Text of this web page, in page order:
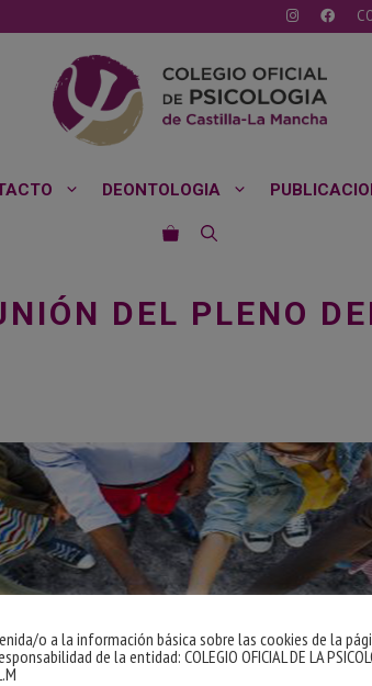
DEONTOLOGIA
DEL PLENO
o a la información básica sobre las cookies de la
de la entidad: COLEGIO OFICIAL DE LA